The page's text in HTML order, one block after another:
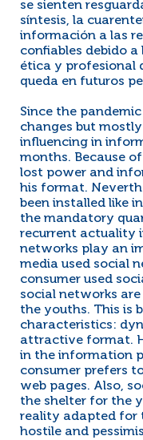
se sienten
síntesis, la
información a las
confiables debido
ética y profesional
queda en futuros
Since the
changes but
influencing in
months. Because
lost power and
his format.
been installed like
the mandatory
recurrent actuality
networks play an
media used social
consumer used
social networks
the youths. This is
characteristics:
attractive format.
in the information
consumer prefers
web pages. Also,
the shelter for the
reality adapted for
hostile and